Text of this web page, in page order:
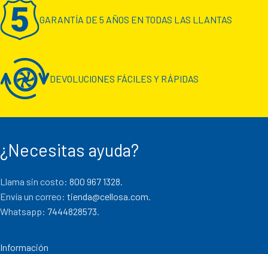
GARANTÍA DE 5 AÑOS EN TODAS LAS LLANTAS
DEVOLUCIONES FÁCILES Y RÁPIDAS
¿Necesitas ayuda?
Llama sin costo: 800 967 1328.
Envía un correo: tienda@cellosa.com.
Whatsapp: 7444828573.
Información